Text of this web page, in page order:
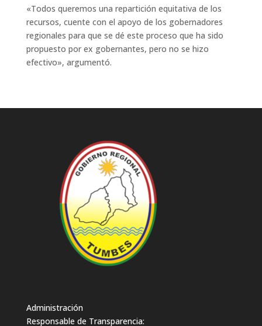
«Todos queremos una repartición equitativa de los
recursos, cuente con el apoyo de los gobernadores
regionales para que se dé este proceso que ha sido
propuesto por ex gobernantes, pero no se hizo
efectivo», argumentó.
Administración
Responsable de Transparencia: